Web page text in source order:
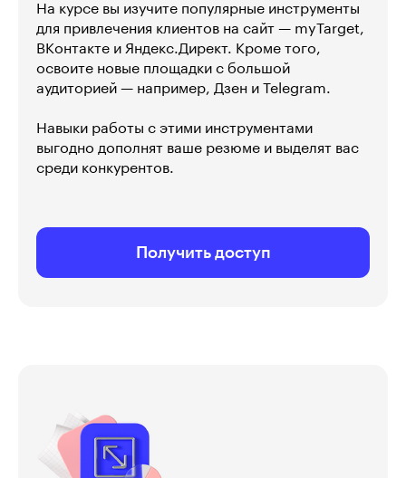
На курсе вы изучите популярные инструменты
для привлечения клиентов на сайт — myTarget,
ВКонтакте и Яндекс.Директ. Кроме того,
освоите новые площадки с большой
аудиторией — например, Дзен и Telegram.
Навыки работы с этими инструментами
выгодно дополнят ваше резюме и выделят вас
среди конкурентов.
Получить доступ